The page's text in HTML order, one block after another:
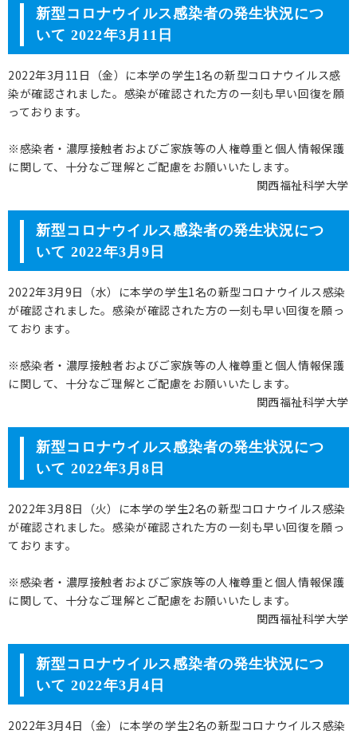
新型コロナウイルス感染者の発生状況につ
いて 2022年3月11日
2022年3月11日（金）に本学の学生1名の新型コロナウイルス感
染が確認されました。感染が確認された方の一刻も早い回復を願
っております。
※感染者・濃厚接触者およびご家族等の人権尊重と個人情報保護
に関して、十分なご理解とご配慮をお願いいたします。
関西福祉科学大学
新型コロナウイルス感染者の発生状況につ
いて 2022年3月9日
2022年3月9日（水）に本学の学生1名の新型コロナウイルス感染
が確認されました。感染が確認された方の一刻も早い回復を願っ
ております。
※感染者・濃厚接触者およびご家族等の人権尊重と個人情報保護
に関して、十分なご理解とご配慮をお願いいたします。
関西福祉科学大学
新型コロナウイルス感染者の発生状況につ
いて 2022年3月8日
2022年3月8日（火）に本学の学生2名の新型コロナウイルス感染
が確認されました。感染が確認された方の一刻も早い回復を願っ
ております。
※感染者・濃厚接触者およびご家族等の人権尊重と個人情報保護
に関して、十分なご理解とご配慮をお願いいたします。
関西福祉科学大学
新型コロナウイルス感染者の発生状況につ
いて 2022年3月4日
2022年3月4日（金）に本学の学生2名の新型コロナウイルス感染